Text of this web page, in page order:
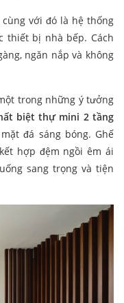
với đó là hệ thống
thiết bị nhà bếp. Cách
ngăn nắp và không
trong những ý tưởng
biệt thự mini 2 tầng
đá sáng bóng. Ghế
hợp đệm ngồi êm ái
sang trọng và tiện